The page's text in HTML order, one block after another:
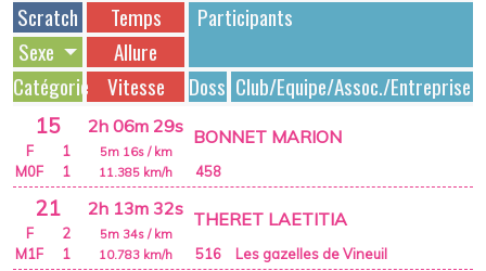
Scratch Temps
Dossards
Participants
Allure
Vitesse
Sexe
Catégorie
Club/Equipe/Assoc./Entreprise
15 2h 06m 29s
458
BONNET MARION
5m 16s / km
11.385 km/h
F
1
M0F
1
21 2h 13m 32s
516
THERET LAETITIA
5m 34s / km
10.783 km/h
F
2
M1F
1 Les gazelles de Vineuil